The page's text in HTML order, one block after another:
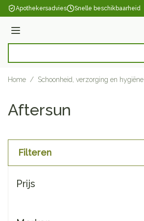
Ga naar de inhoud
Apothekersadvies Snelle beschikbaarheid
Menu
Home / Schoonheid, verzorging en hygiëne
Aftersun
Filteren
Prijs